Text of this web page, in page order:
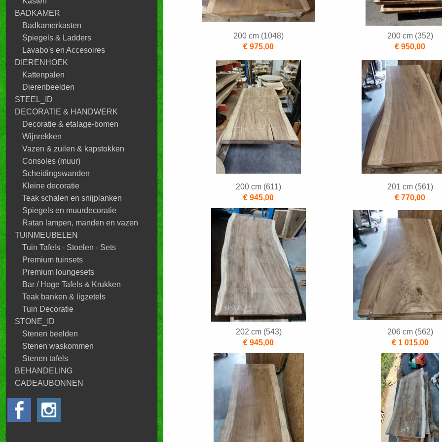
BADKAMER
Badkamerkasten
Spiegels & Ladders
Lavabo's en Accesoires
DIERENHOEK
Kattenpalen
Dierenbeelden
STEEL_ID
DECORATIE & HANDWERK
Decoratie & etalage-bomen
Wijnrekken
Vazen & zuilen & kapstokken
Consoles (muur)
Scheidingswanden
Kleine decoratie
Teak schalen en snijplanken
Spiegels en muurdecoratie
Ratan lampen, manden en vazen
TUINMEUBELEN
Tuin Tafels - Stoelen - Sets
Premium tuinsets
Premium loungesets
Bar / Hoge Tafels & Krukken
Teak banken & ligzetels
Tuin Decoratie
STONE_ID
Stenen beelden
Stenen waskommen
Stenen tafels
BEHANDELING
CADEAUBONNEN
200 cm (1048)
€ 975,00
200 cm (352)
€ 950,00
200 cm (611)
€ 945,00
201 cm (561)
€ 770,00
202 cm (543)
€ 945,00
206 cm (562)
€ 1 015,00